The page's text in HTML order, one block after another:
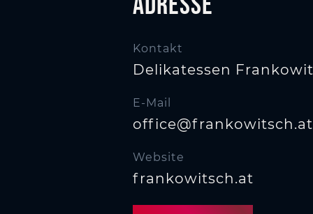
w
h
l
Kontakt
Delikatessen
E-Mail
office@frankowitsch.at
Website
frankowitsch.at